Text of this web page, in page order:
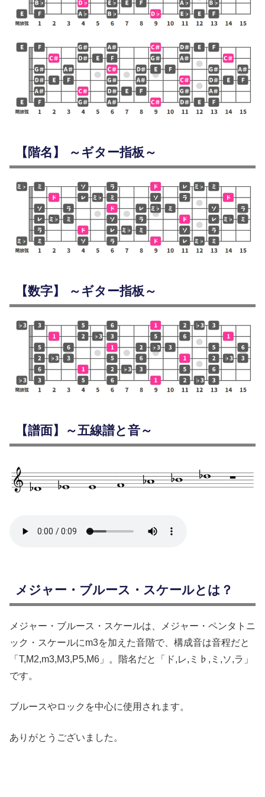
【階名】 ～ギター指板～
【数字】 ～ギター指板～
【譜面】～五線譜と音～
メジャー・ブルース・スケールとは？
メジャー・ブルース・スケールは、メジャー・ペンタトニ
ック・スケールにm3を加えた音階で、構成音は音程だと
「T,M2,m3,M3,P5,M6」。階名だと「ド,レ,ミ♭,ミ,ソ,ラ」
です。
ブルースやロックを中心に使用されます。
ありがとうございました。